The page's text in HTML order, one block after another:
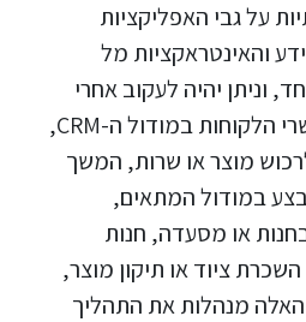
על גבי האפליקציות
והאינטראקציות מל
וניתן יהיה לעקוב אחרי
הפעילות ולנהל את קשרי הלקוחות במודול ה-CRM,
מוצר או שרות, המשך
במודול המתאים,
או מסעדה, חנות
ציוד או תיקון מוצר,
מנהלות את התהליך